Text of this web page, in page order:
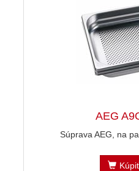
AEG
Súprava AEG, na
Kúpiť